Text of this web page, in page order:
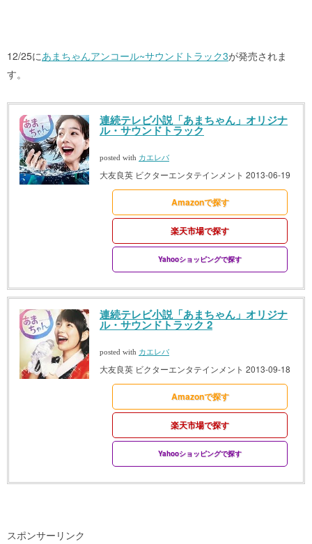
12/25にあまちゃんアンコール~サウンドトラック3が発売されま
す。
連続テレビ小説「あまちゃん」オリジナ
ル・サウンドトラック
posted with カエレバ
大友良英 ビクターエンタテインメント 2013-06-19
Amazonで探す
楽天市場で探す
Yahooショッピングで探す
連続テレビ小説「あまちゃん」オリジナ
ル・サウンドトラック 2
posted with カエレバ
大友良英 ビクターエンタテインメント 2013-09-18
Amazonで探す
楽天市場で探す
Yahooショッピングで探す
スポンサーリンク